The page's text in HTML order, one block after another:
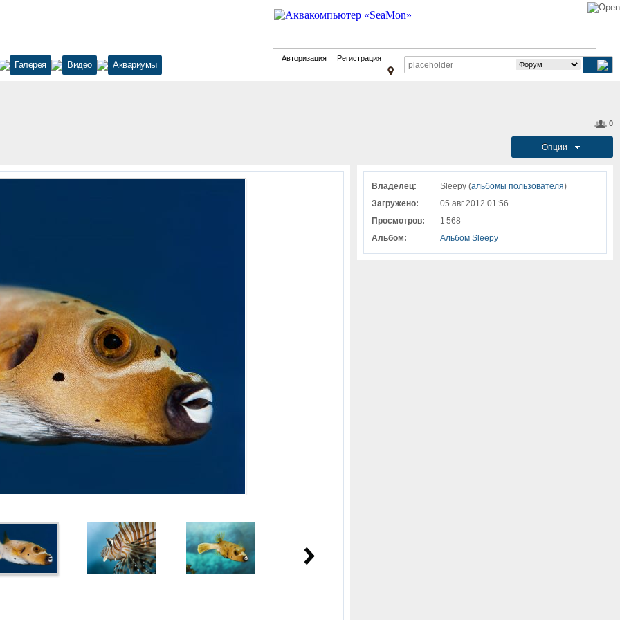
Галерея Видео Аквариумы
Авторизация Регистрация
0
Опции
Владелец: Sleepy (альбомы пользователя)
Загружено:
05 авг 2012 01:56
Просмотров:
1 568
Альбом:
Альбом Sleepy